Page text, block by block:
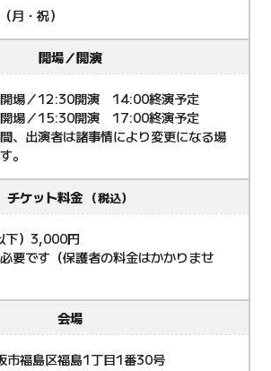
月・祝）
開場／開演
場／12:30開演 14:00終演予定
場／15:30開演 17:00終演予定
、出演者は諸事情により変更になる場
。
チケット料金 （税込）
下）3,000円
要です（保護者の料金はかかりませ
会場
福島区福島1丁目1番30号